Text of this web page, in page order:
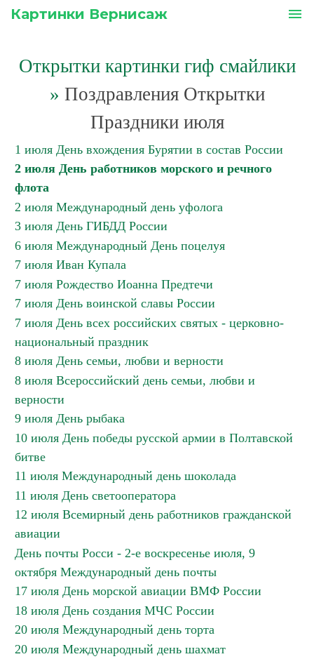
Картинки Вернисаж menu
Открытки картинки гиф смайлики
» Поздравления Открытки
Праздники июля
1 июля День вхождения Бурятии в состав России
2 июля День работников морского и речного
флота
2 июля Международный день уфолога
3 июля День ГИБДД России
6 июля Международный День поцелуя
7 июля Иван Купала
7 июля Рождество Иоанна Предтечи
7 июля День воинской славы России
7 июля День всех российских святых - церковно-
национальный праздник
8 июля День семьи, любви и верности
8 июля Всероссийский день семьи, любви и
верности
9 июля День рыбака
10 июля День победы русской армии в Полтавской
битве
11 июля Международный день шоколада
11 июля День светооператора
12 июля Всемирный день работников гражданской
авиации
День почты Росси - 2-е воскресенье июля, 9
октября Международный день почты
17 июля День морской авиации ВМФ России
18 июля День создания МЧС России
20 июля Международный день торта
20 июля Международный день шахмат